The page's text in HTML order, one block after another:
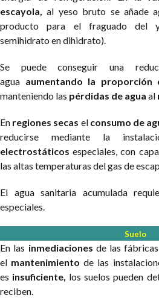
escayola, al yeso bruto se añade
producto para el fraguado del
semihidrato en dihidrato).
Se puede conseguir una
agua aumentando la proporción
manteniendo las pérdidas de agua al
En regiones secas el consumo de
reducirse mediante la
electrostáticos especiales, con
las altas temperaturas del gas de
El agua sanitaria acumulada
especiales.
Suelo
En las inmediaciones de las
el mantenimiento de las
es insuficiente, los suelos pueden
reciben.